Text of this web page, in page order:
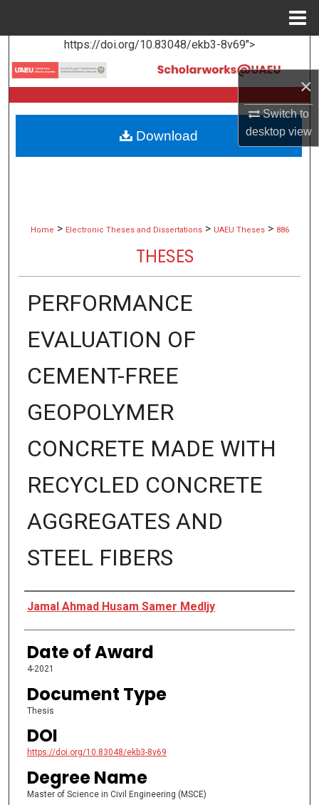
×
Switch to
desktopview
https://doi.org/10.83048/ekb3-8v69">
Search
Browse Collections
About
Home > Electronic Theses and Dissertations > UAEU Theses > 886
THESES
PERFORMANCE
EVALUATION OF
CEMENT-FREE
GEOPOLYMER
CONCRETE MADE WITH
RECYCLED CONCRETE
AGGREGATES AND
STEEL FIBERS
Author
Jamal Ahmad Husam Samer Medljy
Date of Award
4-2021
Document Type
Thesis
DOI
https://doi.org/10.83048/ekb3-8v69
Degree Name
Master of Science in Civil Engineering (MSCE)
Download